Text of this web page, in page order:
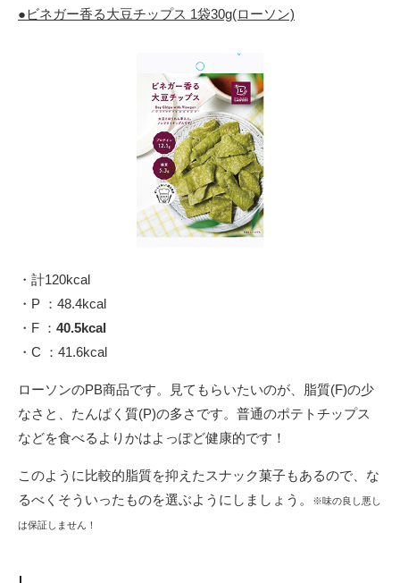
●ビネガー香る大豆チップス 1袋30g(ローソン)
・計120kcal
・P ：48.4kcal
・F ： 40.5kcal
・C ：41.6kcal
ローソンのPB商品です。見てもらいたいのが、脂質(F)の少
なさと、たんぱく質(P)の多さです。普通のポテトチップス
などを食べるよりかはよっぽど健康的です！
このように比較的脂質を抑えたスナック菓子もあるので、な
るべくそういったものを選ぶようにしましょう。
※味の良し悪し
は保証しません！